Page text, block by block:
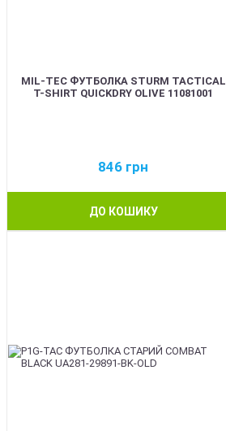
MIL-TEC ФУТБОЛКА STURM TACTICAL
T-SHIRT QUICKDRY OLIVE 11081001
846 грн
ДО КОШИКУ